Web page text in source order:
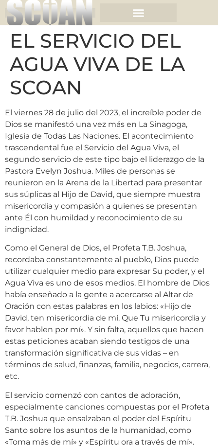
EL SERVICIO DEL
AGUA VIVA DE LA
SCOAN
El viernes 28 de julio del 2023, el increíble poder de
Dios se manifestó una vez más en La Sinagoga,
Iglesia de Todas Las Naciones. El acontecimiento
trascendental fue el Servicio del Agua Viva, el
segundo servicio de este tipo bajo el liderazgo de la
Pastora Evelyn Joshua. Miles de personas se
reunieron en la Arena de la Libertad para presentar
sus súplicas al Hijo de David, que siempre muestra
misericordia y compasión a quienes se presentan
ante Él con humildad y reconocimiento de su
indignidad.
Como el General de Dios, el Profeta T.B. Joshua,
recordaba constantemente al pueblo, Dios puede
utilizar cualquier medio para expresar Su poder, y el
Agua Viva es uno de esos medios. El hombre de Dios
había enseñado a la gente a acercarse al Altar de
Oración con estas palabras en los labios: «Hijo de
David, ten misericordia de mí. Que Tu misericordia y
favor hablen por mí». Y sin falta, aquellos que hacen
estas peticiones acaban siendo testigos de una
transformación significativa de sus vidas – en
términos de salud, finanzas, familia, negocios, carrera,
etc.
El servicio comenzó con cantos de adoración,
especialmente canciones compuestas por el Profeta
T.B. Joshua que ensalzaban el poder del Espíritu
Santo sobre los asuntos de la humanidad, como
«Toma más de mí» y «Espíritu ora a través de mí».